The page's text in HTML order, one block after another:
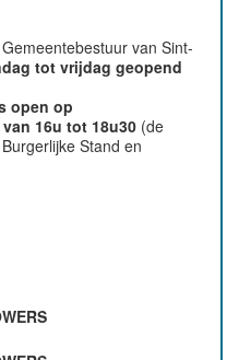
van Sint-
tot vrijdag geopend
open op
16u tot 18u30 (de
Stand en